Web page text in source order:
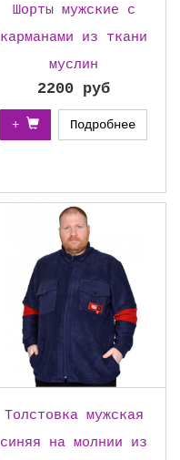
Шорты мужские с
карманами из ткани
муслин
2200 руб
+ Подробнее
Толстовка мужская
синяя на молнии из